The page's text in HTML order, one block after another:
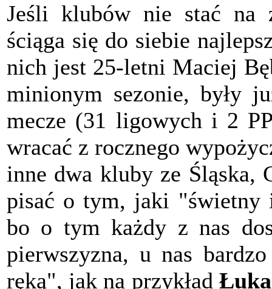
Jeśli klubów nie stać na
ściąga się do siebie
nich jest 25-letni Maciej
minionym sezonie, były
mecze (31 ligowych i 2
wracać z rocznego
inne dwa kluby ze Śląska,
pisać o tym, jaki "świetny
bo o tym każdy z nas
pierwszyzna, u nas
ręką", jak na przykład